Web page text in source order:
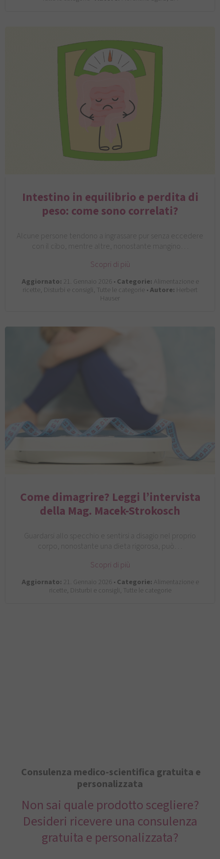
Intestino in equilibrio e perdita di
peso: come sono correlati?
Alcune persone tendono a ingrassare pur senza eccedere
con il cibo, mentre altre, nonostante mangino…
Scopri di più
Aggiornato: 21. Gennaio 2026 •Categorie: Alimentazione e
ricette, Disturbi e consigli, Tutte le categorie •Autore: Herbert
Hauser
Come dimagrire? Leggi l’intervista
della Mag. Macek-Strokosch
Guardarsi allo specchio e sentirsi a disagio nel proprio
corpo, nonostante una dieta rigorosa, può…
Scopri di più
Aggiornato: 21. Gennaio 2026 •Categorie: Alimentazione e
ricette, Disturbi e consigli, Tutte le categorie
Consulenza medico-scientifica gratuita e
personalizzata
Non sai quale prodotto scegliere?
Desideri ricevere una consulenza
gratuita e personalizzata?